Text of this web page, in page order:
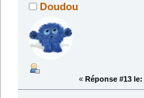
Doudou
« Réponse #13 le: